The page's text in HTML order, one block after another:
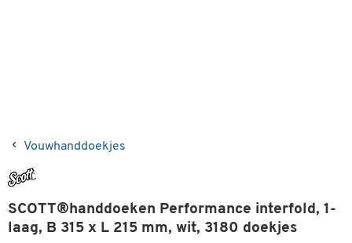
Vouwhanddoekjes
SCOTT®handdoeken Performance interfold, 1-
laag, B 315 x L 215 mm, wit, 3180 doekjes